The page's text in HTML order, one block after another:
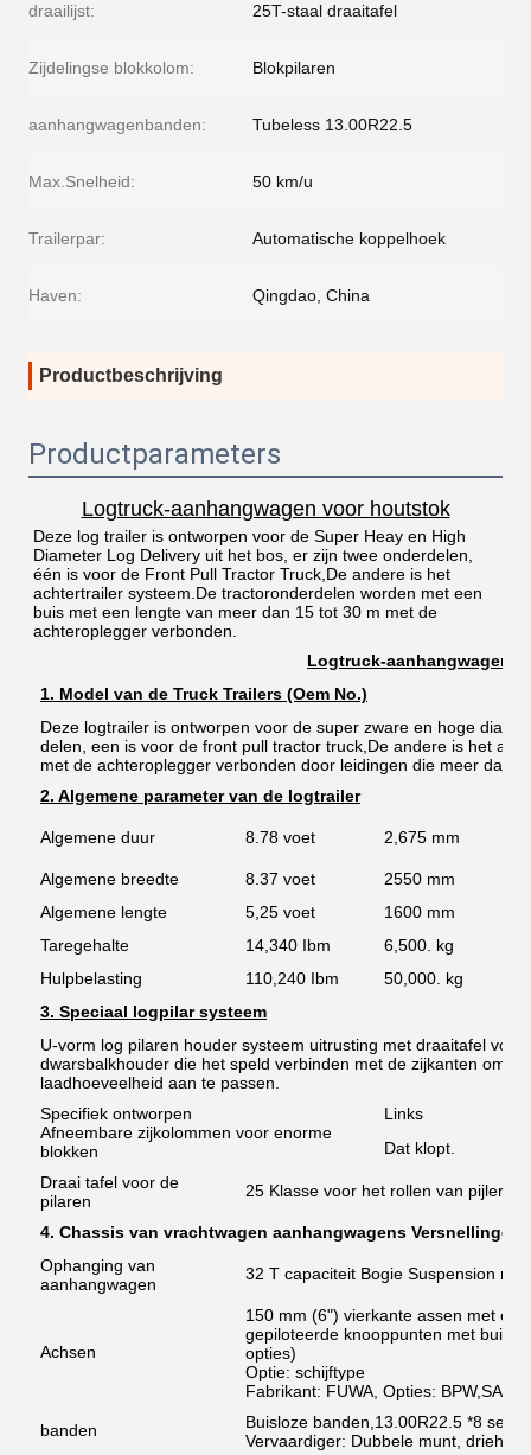
draailijst: 25T-staal draaitafel
Zijdelingse blokkolom: Blokpilaren
aanhangwagenbanden: Tubeless 13.00R22.5
Max.Snelheid: 50 km/u
Trailerpar: Automatische koppelhoek
Haven: Qingdao, China
Productbeschrijving
Productparameters
Logtruck-aanhangwagen voor houtstok
Deze log trailer is ontworpen voor de Super Heay en High
Diameter Log Delivery uit het bos, er zijn twee onderdelen,
één is voor de Front Pull Tractor Truck,De andere is het
achtertrailer systeem.De tractoronderdelen worden met een
buis met een lengte van meer dan 15 tot 30 m met de
achteroplegger verbonden.
Logtruck-aanhangwagen
1. Model van de Truck Trailers (Oem No.)
Deze logtrailer is ontworpen voor de super zware en hoge
delen, een is voor de front pull tractor truck,De andere is het
met de achteroplegger verbonden door leidingen die meer dan
2. Algemene parameter van de logtrailer
Algemene duur 8.78 voet 2,675 mm
Algemene breedte 8.37 voet
2550 mm
Algemene lengte
5,25 voet
1600 mm
Taregehalte
14,340 Ibm
6,500. kg
Hulpbelasting
110,240 Ibm
50,000. kg
3. Speciaal logpilar systeem
U-vorm log pilaren houder systeem uitrusting met draaitafel
dwarsbalkhouder die het speld verbinden met de zijkanten om
laadhoeveelheid aan te passen.
Specifiek ontworpen
Afneembare zijkolommen voor enorme
blokken
Links
Dat klopt.
Draai tafel voor de
pilaren
25 Klasse voor het rollen van
4. Chassis van vrachtwagen aanhangwagens
Ophanging van
aanhangwagen
32 T capaciteit Bogie Suspension
Achsen
150 mm (6") vierkante assen met
gepiloteerde knooppunten met
opties)
Optie: schijftype
Fabrikant: FUWA, Opties: BPW,SAF
banden
Buisloze banden,13.00R22.5 *8 sets
Vervaardiger: Dubbele munt,